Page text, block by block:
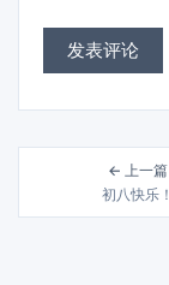
← 上一篇
初八快乐！